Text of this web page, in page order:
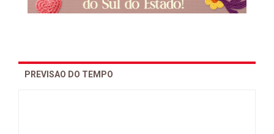
PREVISAO DO TEMPO